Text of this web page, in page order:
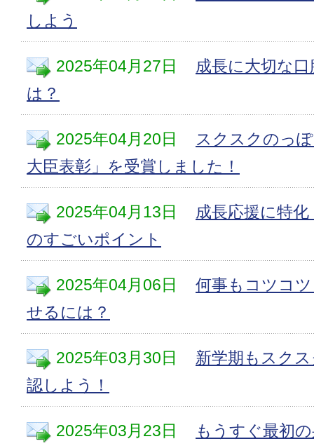
しよう
2025年04月27日
成長に大切な
は？
2025年04月20日
スクスクのっ
大臣表彰」を受賞しました！
2025年04月13日
成長応援に特
のすごいポイント
2025年04月06日
何事もコツコ
せるには？
2025年03月30日
新学期もスク
認しよう！
2025年03月23日
もうすぐ最初